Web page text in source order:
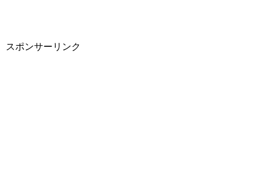
スポンサーリンク